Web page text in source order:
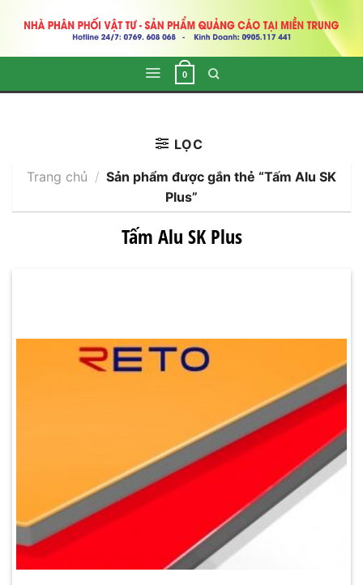
0
Tấm Alu SK Plus
Trang chủ / Sản phẩm được gắn thẻ “Tấm Alu SK
Plus”
LỌC